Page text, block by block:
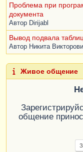
Проблема при
документа
Автор Dirijabl
Вывод подвала
Автор Никита
Живое общение
общение